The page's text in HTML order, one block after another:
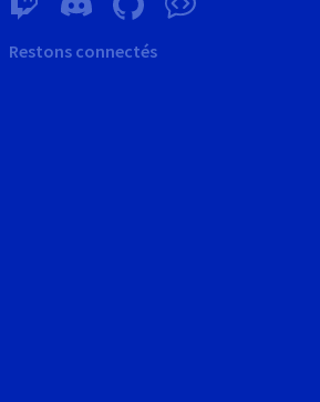
Restons connectés